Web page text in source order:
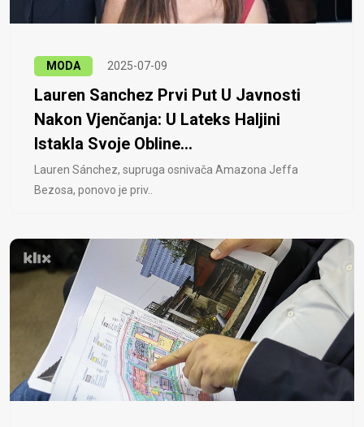
MODA 2025-07-09
Lauren Sanchez Prvi Put U Javnosti
Nakon Vjenčanja: U Lateks Haljini
Istakla Svoje Obline...
Lauren Sánchez, supruga osnivača Amazona Jeffa
Bezosa, ponovo je priv..